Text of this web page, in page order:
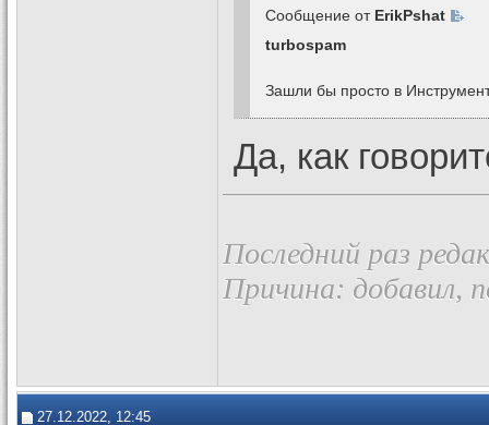
Сообщение от ErikPshat
turbospam
Зашли бы просто в
Да, как
Последний раз
Причина: добавил,
27.12.2022, 12:45